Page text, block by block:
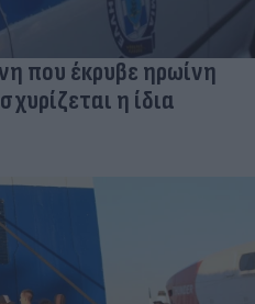
που έκρυβε ηρωίνη
η ίδια